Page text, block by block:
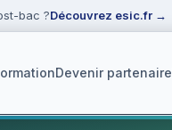
bac ?Découvrez esic.fr →
Devenir partenaire